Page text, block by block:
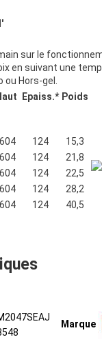
sur le
en suivant une
ou Hors-gel.
Epaiss.* Poids
604 124
15,3
604 124
21,8
604 124
22,5
604 124
28,2
604 124 40,5
Marque